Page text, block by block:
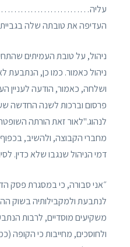
העדיפה את טובתה שלה
ניהול, על טובת העמיתים
ניהול כאמור. כמו כן, הנתבעת
ושלחה, כאמור, הודעה לעניין
פרסום וברכות לשנה החדשה
לנהוג."לאור זאת הורתה
מחברי הקבוצה, ולהשיב,
דמי הניהול שנגבו שלא כדין.
״אני סבורה, כי במסגרת פסק
לנתבעת ולמקבילותיה בשוק
משקיעים מוסדיים, לרבות
ולחוסכים, מחייבות כי הקופה